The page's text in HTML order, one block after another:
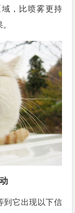
，比喷雾更持
到它出现以下信